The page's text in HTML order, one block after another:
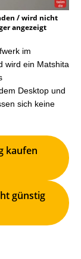
/ wird nicht
angezeigt
im
wird ein Matshita
Desktop und
sich keine
kaufen
günstig